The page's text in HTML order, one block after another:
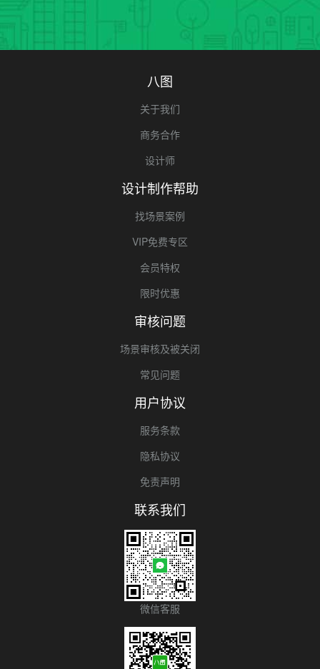
八图
关于我们
商务合作
设计师
设计制作帮助
找场景案例
VIP免费专区
会员特权
限时优惠
审核问题
场景审核及被关闭
常见问题
用户协议
服务条款
隐私协议
免责声明
联系我们
微信客服